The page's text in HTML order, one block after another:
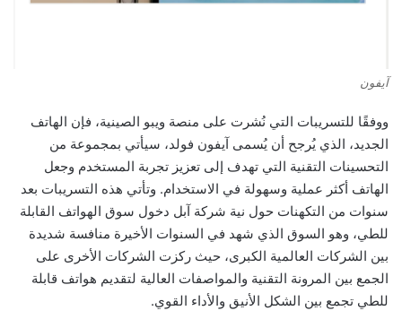
آيفون
ووفقًا للتسريبات التي نُشرت على منصة ويبو الصينية، فإن الهاتف
الجديد، الذي يُرجح أن يُسمى آيفون فولد، سيأتي بمجموعة من
التحسينات التقنية التي تهدف إلى تعزيز تجربة المستخدم وجعل
الهاتف أكثر عملية وسهولة في الاستخدام. وتأتي هذه التسريبات بعد
سنوات من التكهنات حول نية شركة آبل دخول سوق الهواتف القابلة
للطي، وهو السوق الذي شهد في السنوات الأخيرة منافسة شديدة
بين الشركات العالمية الكبرى، حيث ركزت الشركات الأخرى على
الجمع بين المرونة التقنية والمواصفات العالية لتقديم هواتف قابلة
للطي تجمع بين الشكل الأنيق والأداء القوي.